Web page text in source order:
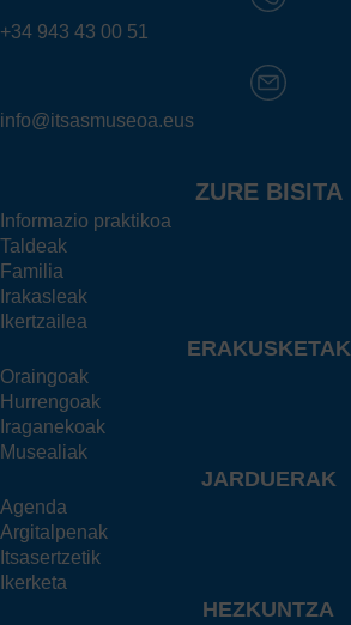
+34 943 43 00 51
info@itsasmuseoa.eus
ZURE BISITA
Informazio praktikoa
Taldeak
Familia
Irakasleak
Ikertzailea
ERAKUSKETAK
Oraingoak
Hurrengoak
Iraganekoak
Musealiak
JARDUERAK
Agenda
Argitalpenak
Itsasertzetik
Ikerketa
HEZKUNTZA